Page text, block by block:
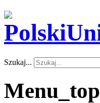
Szukaj...
Menu_top